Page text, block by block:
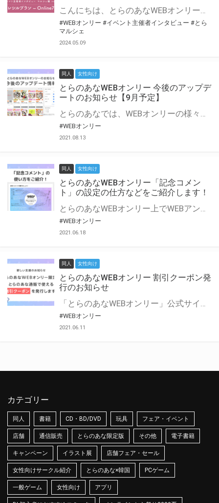
こんにちは、とらのあなWEBオンリー運営スタッフです。 新たにお届けする、イベント主催者インタビュー-マルシェ編-は、 とらのあなWEBオンリー「マルシェ」をご利用した主催様に 「マルシェ」を使って開催した感想や心がけをお聞きする企画です。 今回は、WEBオンリー開催7回目迎えた「マレシルプラン – Online7 –」より、 主催の玉川うた様にお話を伺いました。 ▼マレシルプランのインタビュー前回記事 「イベント主催者インタビュー vol.6」はこちら 協力：玉川うた様（マレシルプラン実行委員会 代表）／イベント公式Twitter（@mallesil_plan） とらのあなWEBオンリー「マルシェ」とは？ WEBオンリーでリアルタイムでコミュニケーションがとれるオンライン会場です。
#WEBオンリー #イベント主催者インタビュー #とら
マルシェ
2024.05.09
同人 女性向け
とらのあなWEBオンリー 今後のアップデ
ートのお知らせ【9月予定】
とらのあなでは、WEBオンリーの様々な支援を実施しています。 今回は2021年9月に実装を予定しているアップデート情報についてご紹介いたします。 とらのあなWEBオンリーサイトはこちら
#WEBオンリー
2021.08.13
同人 女性向け
とらのあなWEBオンリー「記念コメン
ト」の設定の仕方などをご紹介します！
とらのあなWEBオンリー上でWEBアンソロジーが作成できる「記念コメント」について、その使い方や作成手順を解説します！ 支援タイプを「サークル参加型」「サークル参加型・マルシェ(イベント会場)機能付き」でお申し込みいただいている主催者様はぜひご活用ください♪ とらのあなWEBオンリーサイトはこちら
#WEBオンリー
2021.06.18
同人 女性向け
とらのあなWEBオンリー 割引クーポン発
行のお知らせ
「とらのあなWEBオンリー」公式サイトでとらのあな通販の「割引クーポン」を配布中！ イベントごとに開催当日限定で使える割引クーポンのシリアルコードを発行します。 とらのあなWEBオンリーのページをチェックして、イベント当日にお得にお買い物を楽しみましょう♪ ※本キャンペーンは予告なく終了する場合がございます。 とらのあなWEBオンリーサイトはこちら
#WEBオンリー
2021.06.11
カテゴリー
同人 書籍 CD・BD/DVD 玩具 フェア・イベント
店舗 通信販売 とらのあな限定版 その他 電子書籍
キャンペーン イラスト展 店舗フェア・セール
女性向けサークル紹介 とらのあな×韓国 PCゲーム
一般ゲーム 女性向け アプリ